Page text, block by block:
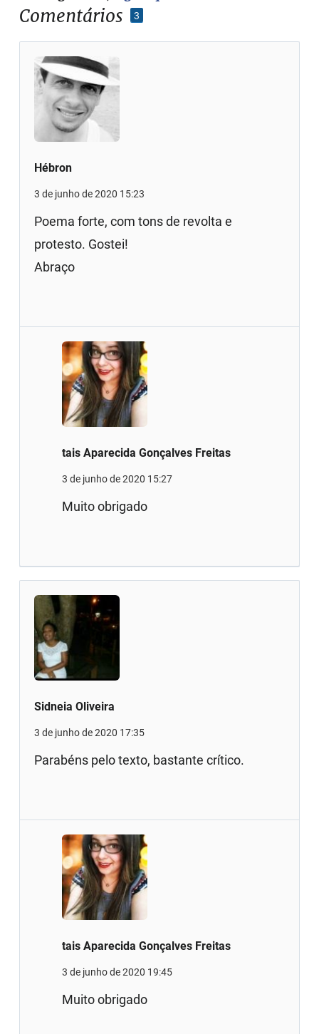
Comentários 3
Hébron
3 de junho de 2020 15:23
Poema forte, com tons de revolta e
protesto. Gostei!
Abraço
tais Aparecida Gonçalves Freitas
3 de junho de 2020 15:27
Muito obrigado
Sidneia Oliveira
3 de junho de 2020 17:35
Parabéns pelo texto, bastante crítico.
tais Aparecida Gonçalves Freitas
3 de junho de 2020 19:45
Muito obrigado